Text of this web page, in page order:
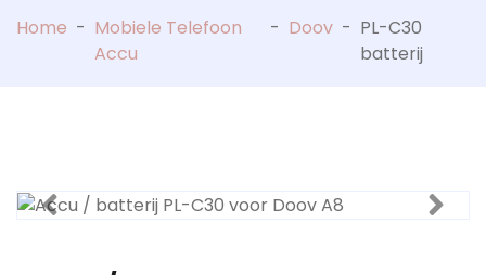
Home - Mobiele Telefoon
Accu
- Doov - PL-C30
batterij